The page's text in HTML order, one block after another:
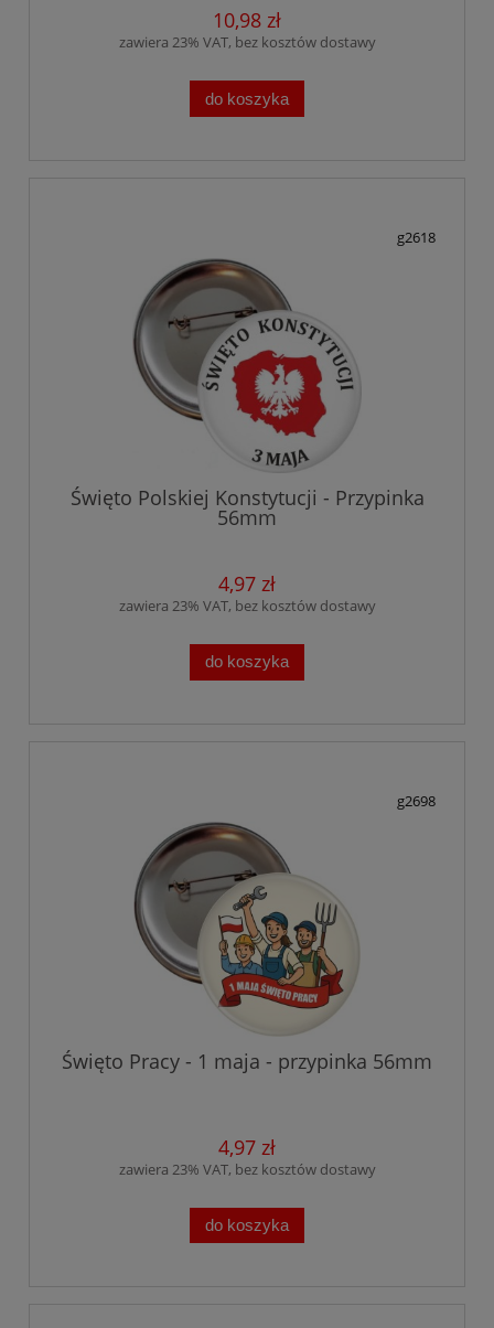
10,98 zł
zawiera 23% VAT, bez kosztów dostawy
do koszyka
g2618
Święto Polskiej Konstytucji - Przypinka
56mm
4,97 zł
zawiera 23% VAT, bez kosztów dostawy
do koszyka
g2698
Święto Pracy - 1 maja - przypinka 56mm
4,97 zł
zawiera 23% VAT, bez kosztów dostawy
do koszyka